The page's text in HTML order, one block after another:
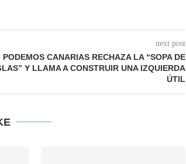
next post
PODEMOS CANARIAS RECHAZA LA “SOPA DE
Y LLAMA A CONSTRUIR UNA IZQUIERDA
ÚTIL